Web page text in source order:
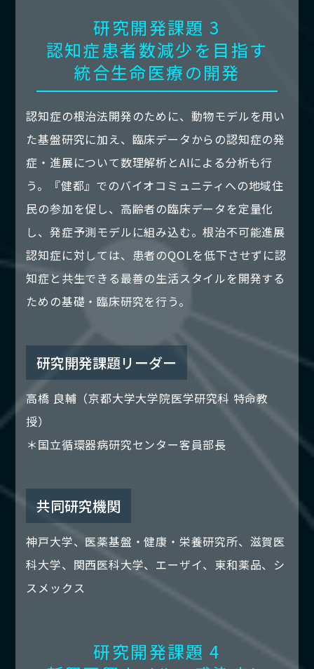
研究開発課題 3
認知症患者数減少を目指す
統合生命医療の開発
認知症の根治法開発のために、動物モデルを用い
た基盤研究に加え、臨床データからの認知症の発
症・進展について数理解析とAIによる分析も行
う。『健都』でのバイオコミュニティへの地域住
民の参加を促し、高齢者の臨床データを定量化
し、発症予測モデルに組み込む。根治不可能進展
認知症に対しては、患者のQOLを低下させずに認
知症と共生できる最善の生活スタイルを開発する
ための基礎・臨床研究を行う。
研究開発課題リーダー
高橋 良輔（京都大学大学院医学研究科 特命教
授）
＊国立循環器病研究センター客員部長
共同研究機関
神戸大学、医薬基盤・健康・栄養研究所、滋賀医
科大学、関西医科大学、エーザイ、東和薬品、シ
スメックス
研究開発課題 4